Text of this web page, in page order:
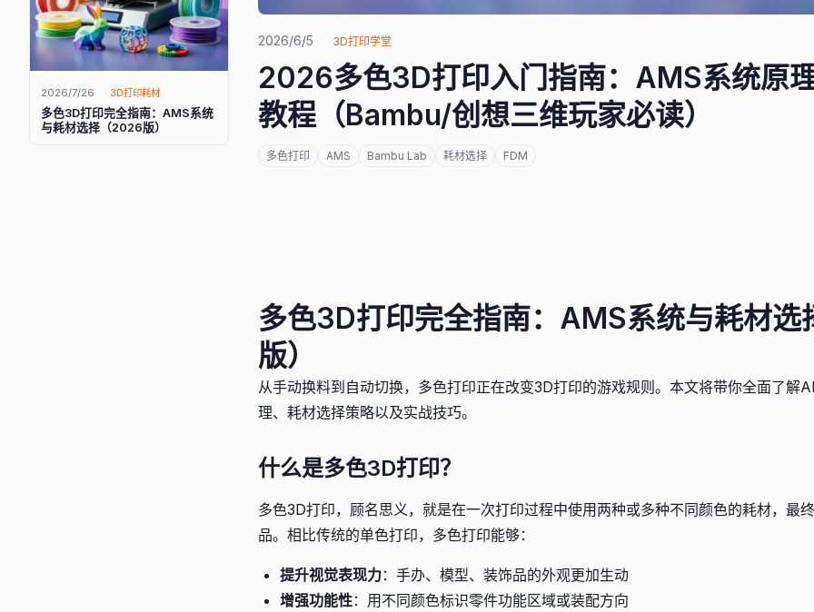
2026/7/26 3D打印耗材
多色3D打印完全指南：AMS系统
与耗材选择（2026版）
2026/6/5 3D打印学堂
2026多色3D打印入门指南：AMS系统原
教程（Bambu/创想三维玩家必读）
多色打印 AMS Bambu Lab 耗材选择 FDM
多色3D打印完全指南：AMS系统与耗材
版）
从手动换料到自动切换，多色打印正在改变3D打印的游戏规则。本文将带你全面了解
理、耗材选择策略以及实战技巧。
什么是多色3D打印？
多色3D打印，顾名思义，就是在一次打印过程中使用两种或多种不同颜色的耗材，最
品。相比传统的单色打印，多色打印能够：
提升视觉表现力：手办、模型、装饰品的外观更加生动
增强功能性：用不同颜色标识零件功能区域或装配方向